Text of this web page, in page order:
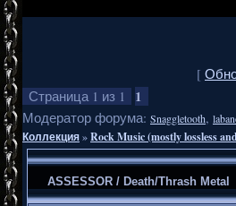
[
Страница 1 из 1 1
Модератор форума: Snaggletooth,
Коллекция»Rock Music (mostly lossless
ASSESSOR / Death/Thrash Metal